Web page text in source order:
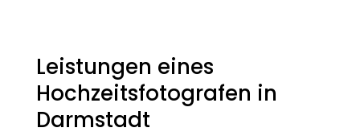
Leistungen eines
Hochzeitsfotografen in
Darmstadt